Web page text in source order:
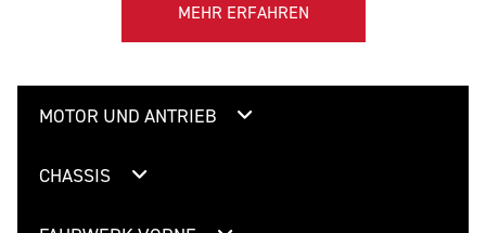
MEHR ERFAHREN
MOTOR UND ANTRIEB
CHASSIS